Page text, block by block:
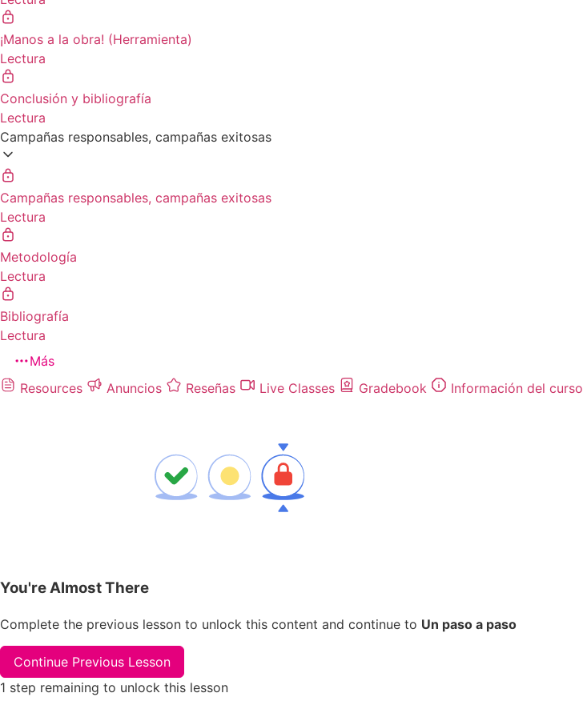
¡Manos a la obra! (Herramienta)
Lectura
Conclusión y bibliografía
Lectura
Campañas responsables, campañas exitosas
Campañas responsables, campañas exitosas
Lectura
Metodología
Lectura
Bibliografía
Lectura
Más
Resources
Anuncios Reseñas Live Classes Gradebook Información del curso
You're Almost There
Complete the previous lesson to unlock this content and continue to Un paso a paso
Continue Previous Lesson
1 step remaining to unlock this lesson